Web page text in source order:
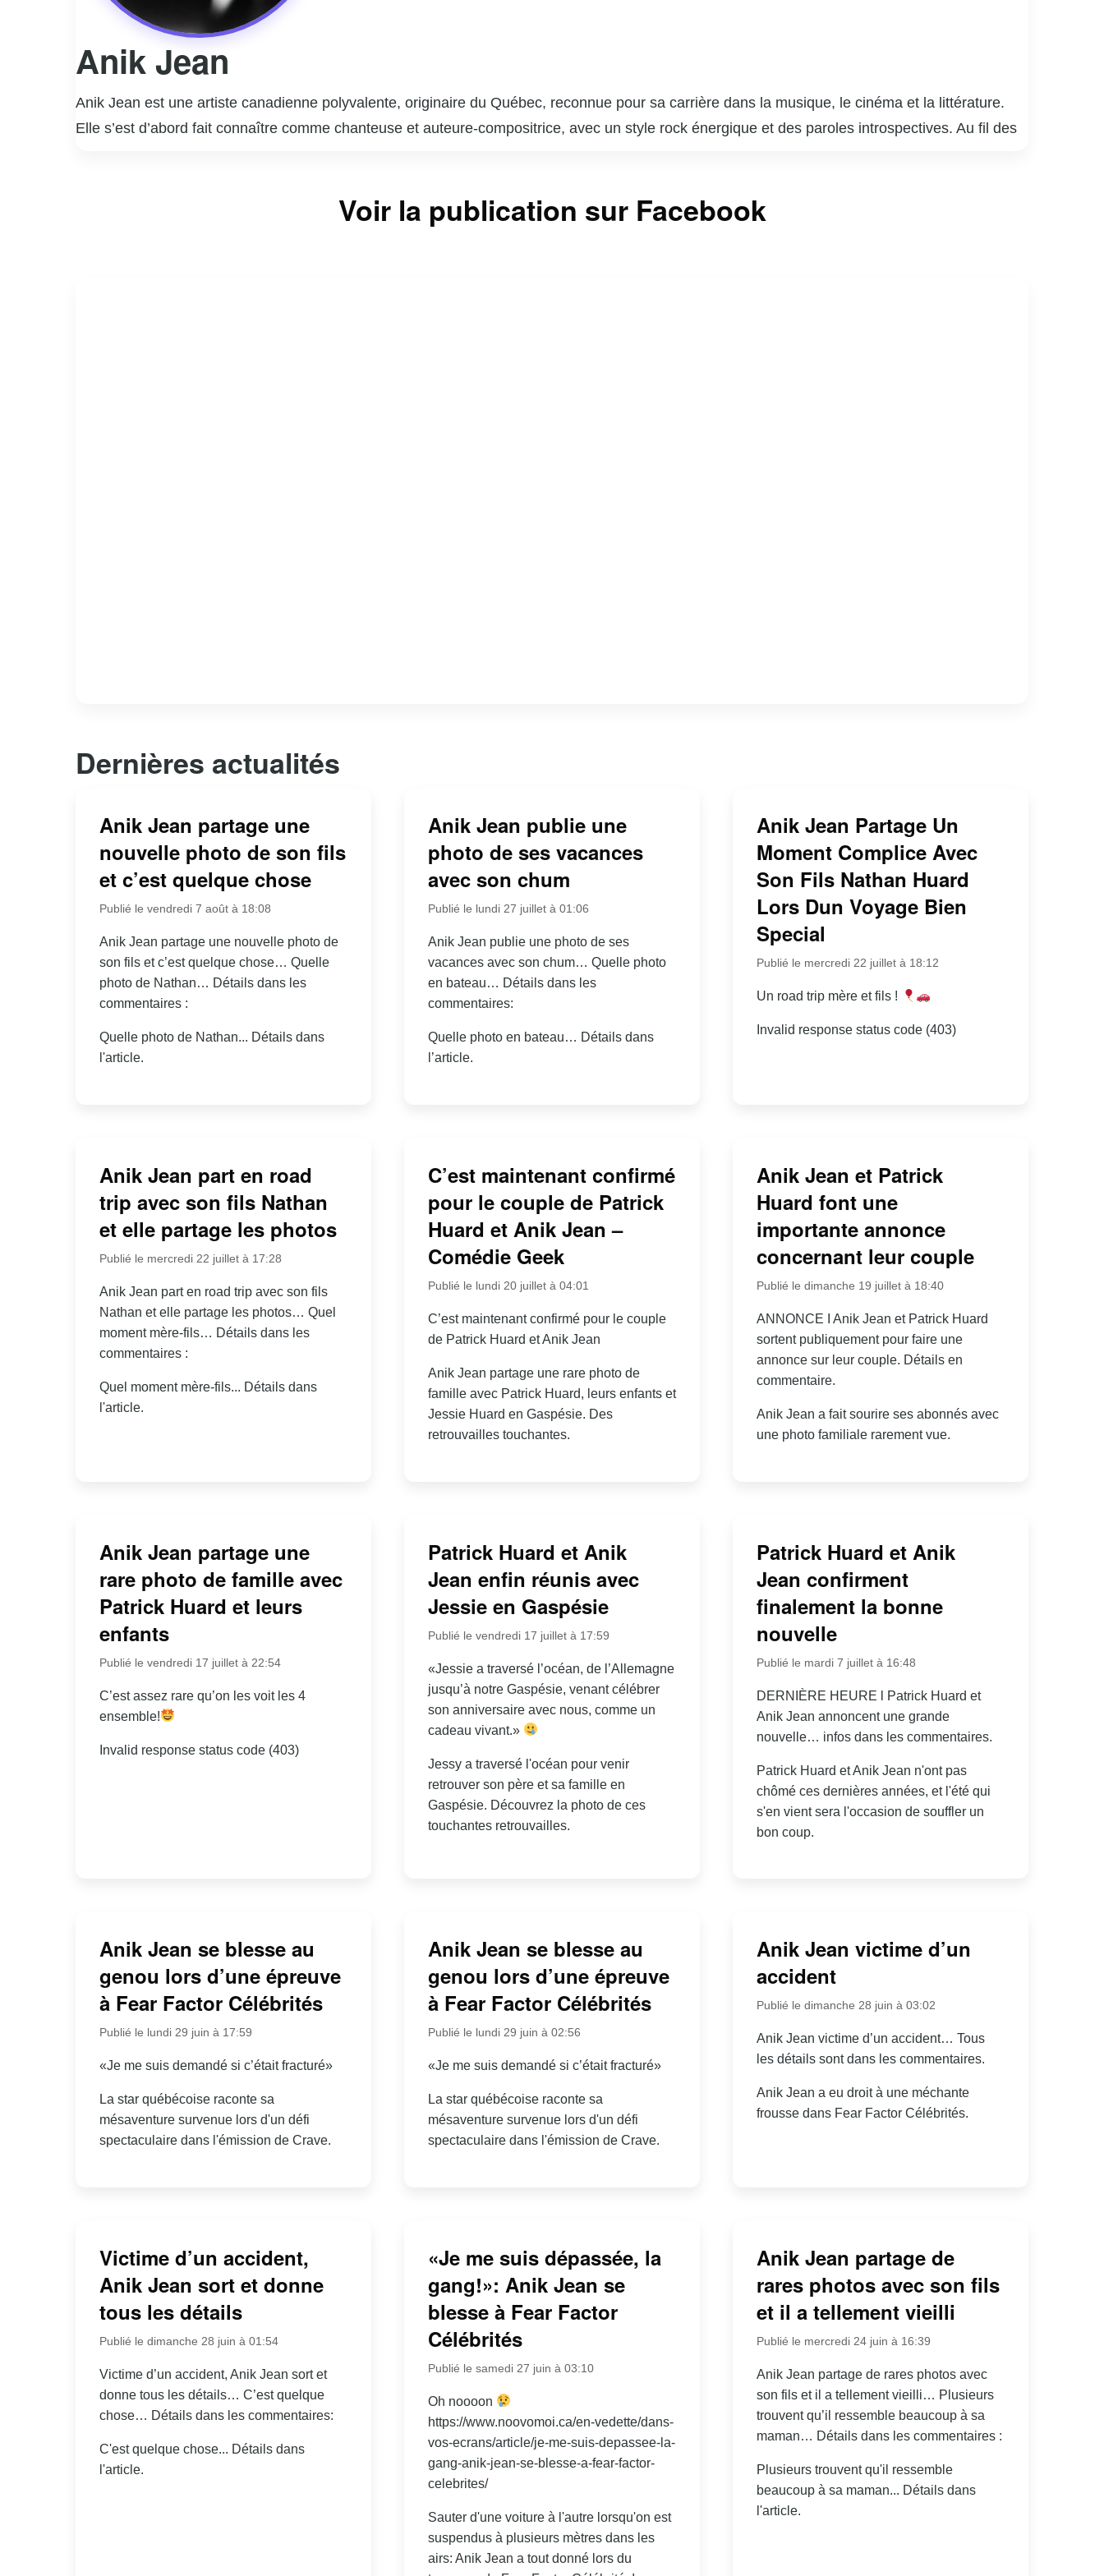
Anik Jean
Anik Jean est une artiste canadienne polyvalente, originaire du Québec, reconnue pour sa carrière dans la musique, le cinéma et la littérature.
Elle s’est d’abord fait connaître comme chanteuse et auteure-compositrice, avec un style rock énergique et des paroles introspectives. Au fil des
projets cinématographiques, démontrant son talent d’actrice et de réalisatrice. Sa passion pour les arts ne s’arrête pas là; elle a également
Voir la publication sur Facebook
Dernières actualités
Anik Jean partage une
nouvelle photo de son fils
et c’est quelque chose
Publié le vendredi 7 août à 18:08
Anik Jean partage une nouvelle photo de
son fils et c’est quelque chose… Quelle
photo de Nathan… Détails dans les
commentaires :
Quelle photo de Nathan... Détails dans
l'article.
Anik Jean publie une
photo de ses vacances
avec son chum
Publié le lundi 27 juillet à 01:06
Anik Jean publie une photo de ses
vacances avec son chum… Quelle photo
en bateau… Détails dans les
commentaires:
Quelle photo en bateau… Détails dans
l’article.
Anik Jean Partage Un
Moment Complice Avec
Son Fils Nathan Huard
Lors Dun Voyage Bien
Special
Publié le mercredi 22 juillet à 18:12
Un road trip mère et fils !
Invalid response status code (403)
Anik Jean part en road
trip avec son fils Nathan
et elle partage les photos
Publié le mercredi 22 juillet à 17:28
Anik Jean part en road trip avec son fils
Nathan et elle partage les photos… Quel
moment mère-fils… Détails dans les
commentaires :
Quel moment mère-fils... Détails dans
l'article.
C’est maintenant confirmé
pour le couple de Patrick
Huard et Anik Jean –
Comédie Geek
Publié le lundi 20 juillet à 04:01
C’est maintenant confirmé pour le couple
de Patrick Huard et Anik Jean
Anik Jean partage une rare photo de
famille avec Patrick Huard, leurs enfants et
Jessie Huard en Gaspésie. Des
retrouvailles touchantes.
Anik Jean et Patrick
Huard font une
importante annonce
concernant leur couple
Publié le dimanche 19 juillet à 18:40
ANNONCE I Anik Jean et Patrick Huard
sortent publiquement pour faire une
annonce sur leur couple. Détails en
commentaire.
Anik Jean a fait sourire ses abonnés avec
une photo familiale rarement vue.
Anik Jean partage une
rare photo de famille avec
Patrick Huard et leurs
enfants
Publié le vendredi 17 juillet à 22:54
C’est assez rare qu’on les voit les 4
ensemble!
Invalid response status code (403)
Patrick Huard et Anik
Jean enfin réunis avec
Jessie en Gaspésie
Publié le vendredi 17 juillet à 17:59
«Jessie a traversé l’océan, de l’Allemagne
jusqu’à notre Gaspésie, venant célébrer
son anniversaire avec nous, comme un
cadeau vivant.»
Jessy a traversé l'océan pour venir
retrouver son père et sa famille en
Gaspésie. Découvrez la photo de ces
touchantes retrouvailles.
Patrick Huard et Anik
Jean confirment
finalement la bonne
nouvelle
Publié le mardi 7 juillet à 16:48
DERNIÈRE HEURE l Patrick Huard et
Anik Jean annoncent une grande
nouvelle… infos dans les commentaires.
Patrick Huard et Anik Jean n'ont pas
chômé ces dernières années, et l'été qui
s'en vient sera l'occasion de souffler un
bon coup.
Anik Jean se blesse au
genou lors d’une épreuve
à Fear Factor Célébrités
Publié le lundi 29 juin à 17:59
«Je me suis demandé si c’était fracturé»
La star québécoise raconte sa
mésaventure survenue lors d'un défi
spectaculaire dans l'émission de Crave.
Anik Jean se blesse au
genou lors d’une épreuve
à Fear Factor Célébrités
Publié le lundi 29 juin à 02:56
«Je me suis demandé si c’était fracturé»
La star québécoise raconte sa
mésaventure survenue lors d'un défi
spectaculaire dans l'émission de Crave.
Anik Jean victime d’un
accident
Publié le dimanche 28 juin à 03:02
Anik Jean victime d’un accident… Tous
les détails sont dans les commentaires.
Anik Jean a eu droit à une méchante
frousse dans Fear Factor Célébrités.
Victime d’un accident,
Anik Jean sort et donne
tous les détails
Publié le dimanche 28 juin à 01:54
Victime d’un accident, Anik Jean sort et
donne tous les détails… C’est quelque
chose… Détails dans les commentaires:
C'est quelque chose... Détails dans
l'article.
«Je me suis dépassée, la
gang!»: Anik Jean se
blesse à Fear Factor
Célébrités
Publié le samedi 27 juin à 03:10
Oh noooon
https://www.noovomoi.ca/en-vedette/dans-
vos-ecrans/article/je-me-suis-depassee-la-
gang-anik-jean-se-blesse-a-fear-factor-
celebrites/
Sauter d'une voiture à l'autre lorsqu'on est
suspendus à plusieurs mètres dans les
airs: Anik Jean a tout donné lors du
Anik Jean partage de
rares photos avec son fils
et il a tellement vieilli
Publié le mercredi 24 juin à 16:39
Anik Jean partage de rares photos avec
son fils et il a tellement vieilli… Plusieurs
trouvent qu’il ressemble beaucoup à sa
maman… Détails dans les commentaires :
Plusieurs trouvent qu'il ressemble
beaucoup à sa maman... Détails dans
l'article.